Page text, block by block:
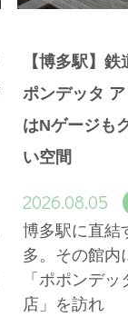
【博多駅】
ポンデッタ
はNゲージも
い空間
2026.08.05
博多駅に直結
多。その館内
「ポポンデ
店」を訪れ